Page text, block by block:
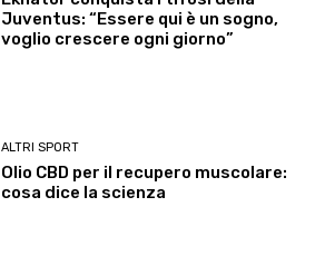
Juventus: “Essere qui è un sogno,
voglio crescere ogni giorno”
ALTRI SPORT
Olio CBD per il recupero muscolare:
cosa dice la scienza